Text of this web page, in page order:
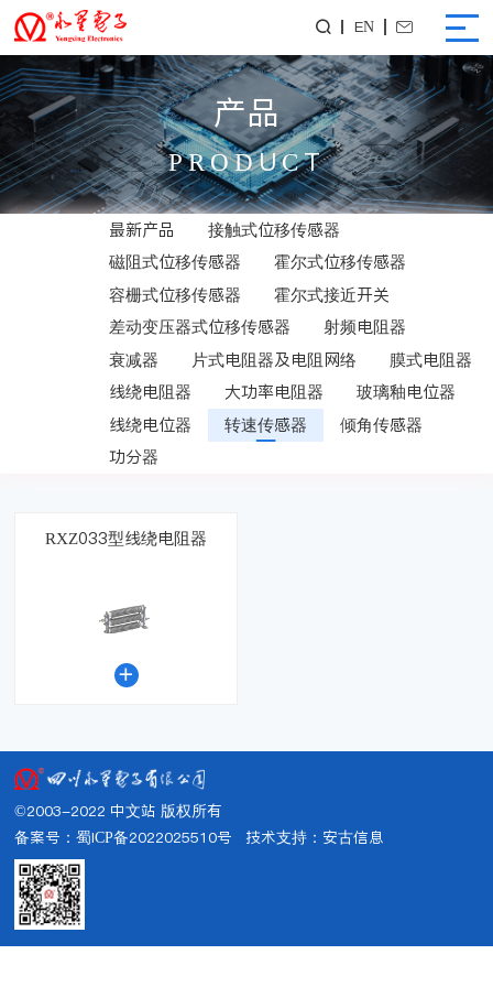
 EN 
产品
PRODUCT
最新产品
接触式位移传感器
磁阻式位移传感器
霍尔式位移传感器
容栅式位移传感器
霍尔式接近开关
差动变压器式位移传感器
射频电阻器
衰减器
片式电阻器及电阻网络
膜式电阻器
线绕电阻器
大功率电阻器
玻璃釉电位器
线绕电位器
转速传感器
倾角传感器
功分器
RXZ033型线绕电阻器

©2003-2022 中文站 版权所有
备案号：蜀ICP备2022025510号 技术支持： 安古信息